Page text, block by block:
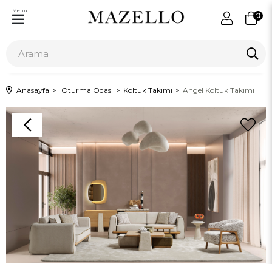
0
Menu
Anasayfa Oturma Odası Koltuk Takımı Angel Koltuk Takımı